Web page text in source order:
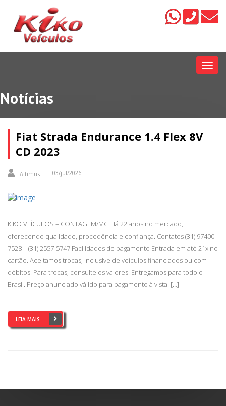
Menu
Notícias
Fiat Strada Endurance 1.4 Flex 8V
CD 2023
Altimus 03/jul/2026
KIKO VEÍCULOS – CONTAGEM/MG Há 22 anos no mercado,
oferecendo qualidade, procedência e confiança. Contatos (31) 97400-
7528 | (31) 2557-5747 Facilidades de pagamento Entrada em até 21x no
cartão. Aceitamos trocas, inclusive de veículos financiados ou com
débitos. Para trocas, consulte os valores. Entregamos para todo o
Brasil. Preço anunciado válido para pagamento à vista. […]
LEIA MAIS